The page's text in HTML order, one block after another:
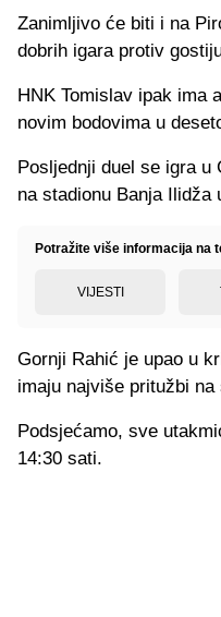
Zanimljivo će biti i na
dobrih igara protiv
HNK Tomislav ipak ima
novim bodovima u
Posljednji duel se igra u
na stadionu Banja Ilidža
Potražite više informacija na
VIJESTI
Gornji Rahić je upao u
imaju najviše pritužbi na
Podsjećamo, sve
14:30 sati.